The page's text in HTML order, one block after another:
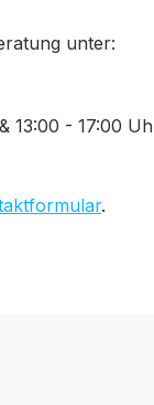
unter:
13:00 - 17:00
.